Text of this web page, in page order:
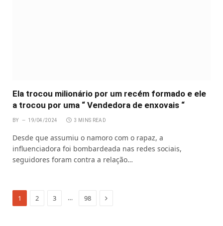
Ela trocou milionário por um recém formado e ele
a trocou por uma “ Vendedora de enxovais “
BY 19/04/2024 3 MINS READ
Desde que assumiu o namoro com o rapaz, a
influenciadora foi bombardeada nas redes sociais,
seguidores foram contra a relação…
1 2 3 … 98 Next